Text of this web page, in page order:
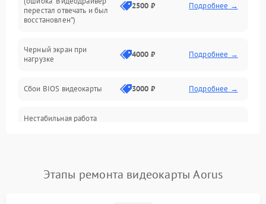
Интерфейсные и коммуникационные проблемы
Электропитание
ПО
Электронные компоненты
Общие поломки
перестал отвечать и был
восстановлен”)
2500 ₽ Подробнее →
Черный экран при
нагрузке
4000 ₽ Подробнее →
Сбои BIOS видеокарты 3000 ₽ Подробнее →
Нестабильная работа
Этапы ремонта видеокарты Aorus